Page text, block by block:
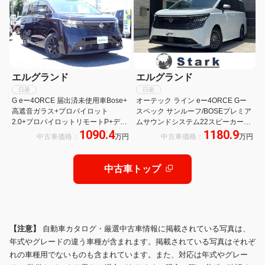
エルグランド
日産
G eー4ORCE 届出済未使用車Bose+
高遮音ガラス+プロパイロット
2.0+プロパイロットリモートP+ディ
スプレイツインガラスルーフ純正
DA14.3インチフルセグTVインテリ
ジェントアラウンドビューモニター
中古車価格： 1090.4万円
エルグランド
日産
オーテック ライン eー4ORCE Gー
スペック サンルーフ/BOSEプレミア
ムサウンドシステム22スピーカー3D
サウンドシステム/プロパイロット
2.0/プロパイロットリモートパーキ
ング/ヘッドアップディスプレイ/高遮
音ガラス(プレミアム仕様)
中古車価格： 1180.9万円
中古車トップ
【注意】 自動車カタログ・厳選中古車情報に掲載されている写真は、
年式やグレードの違う車種が含まれます。掲載されている写真はそれぞ
れの車種用でないものも含まれています。また、対応は年式やグレー